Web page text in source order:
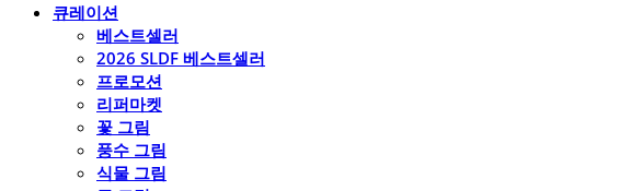
큐레이션
베스트셀러
2026 SLDF 베스트셀러
프로모션
리퍼마켓
꽃 그림
풍수 그림
식물 그림